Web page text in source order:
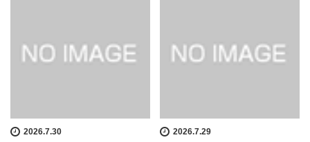
2026.7.30 2026.7.29